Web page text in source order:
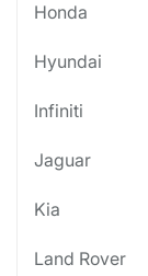
Honda
Hyundai
Infiniti
Jaguar
Kia
Land Rover